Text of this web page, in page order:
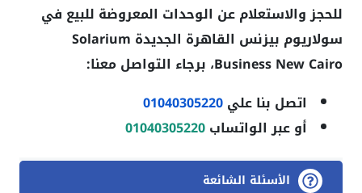
للحجز والاستعلام عن الوحدات المعروضة للبيع في
سولاريوم بيزنس القاهرة الجديدة Solarium
Business New Cairo، برجاء التواصل معنا:
اتصل بنا علي01040305220
أو عبر الواتساب01040305220
الأسئلة الشائعة